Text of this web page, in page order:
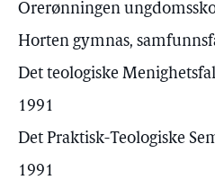
Orerønningen
Horten gymnas,
Det teologiske
1991
Det Praktisk-Teologiske
1991